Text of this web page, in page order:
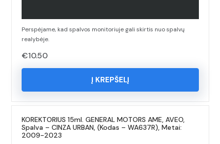
Perspėjame, kad spalvos monitoriuje gali skirtis nuo spalvų
realybėje.
€10.50
Į KREPŠELĮ
KOREKTORIUS 15ml. GENERAL MOTORS AME, AVEO,
Spalva – CINZA URBAN, (Kodas – WA637R), Metai:
2009-2023